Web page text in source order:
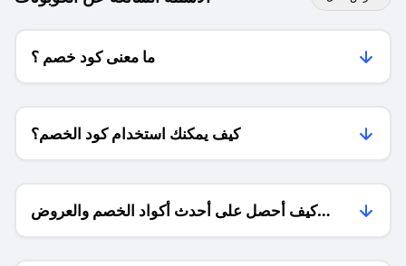
ما معنى كود خصم ؟
كيف يمكنك استخدام كود الخصم؟
كيف أحصل على أحدث أكواد الخصم والعروض
للمتاجر؟